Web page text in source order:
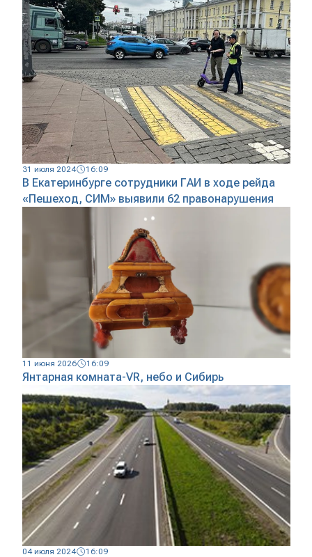
31 июля 2024 16:09
В Екатеринбурге сотрудники ГАИ в ходе рейда
«Пешеход, СИМ» выявили 62 правонарушения
11 июня 2026 16:09
Янтарная комната-VR, небо и Сибирь
04 июля 2024 16:09